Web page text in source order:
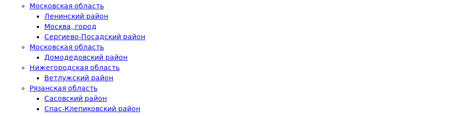
Московская область
Ленинский район
Москва, город
Сергиево-Посадский район
Московская область
Домодедовский район
Нижегородская область
Ветлужский район
Рязанская область
Сасовский район
Спас-Клепиковский район